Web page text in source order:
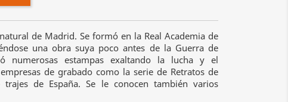
de Madrid. Se formó en la Real Academia de
una obra suya poco antes de la Guerra de
numerosas estampas exaltando la lucha y el
de grabado como la serie de Retratos de
de España. Se le conocen también varios